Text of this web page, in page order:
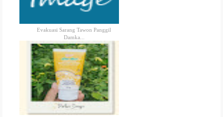
Evakuasi Sarang Tawon Panggil
Damka...